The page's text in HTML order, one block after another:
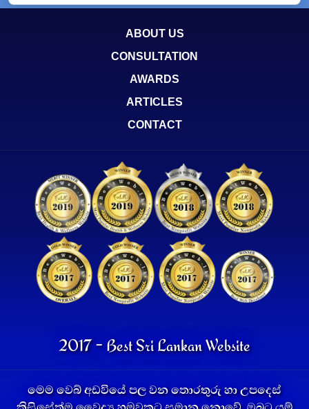
ABOUT US
CONSULTATION
AWARDS
ARTICLES
CONTACT
2017 - Best Sri Lankan Website
මෙම වෙබ් අඩවියේ පල වන තොරතුරු හා උපදෙස්